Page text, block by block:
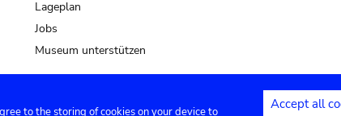
Lageplan
Jobs
Museum unterstützen
to the storing of cookies on your device to Accept all